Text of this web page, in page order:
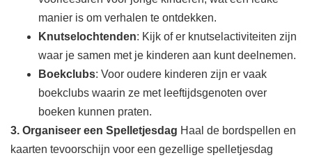
manier is om verhalen te ontdekken.
Knutselochtenden: Kijk of er knutselactiviteiten zijn
waar je samen met je kinderen aan kunt deelnemen.
Boekclubs: Voor oudere kinderen zijn er vaak
boekclubs waarin ze met leeftijdsgenoten over
boeken kunnen praten.
3. Organiseer een Spelletjesdag Haal de bordspellen en
kaarten tevoorschijn voor een gezellige spelletjesdag